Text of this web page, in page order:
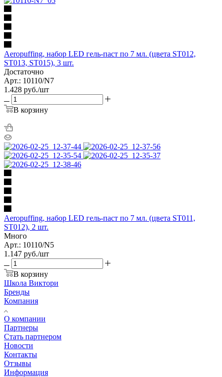
Aeropuffing, набор LED гель-паст по 7 мл. (цвета ST012,
ST013, ST015), 3 шт.
Достаточно
Арт.: 10110/N7
1.428 руб./шт
В корзину
Aeropuffing, набор LED гель-паст по 7 мл. (цвета ST011,
ST012), 2 шт.
Много
Арт.: 10110/N5
1.147 руб./шт
В корзину
Школа Виктори
Бренды
Компания
О компании
Партнеры
Стать партнером
Новости
Контакты
Отзывы
Информация